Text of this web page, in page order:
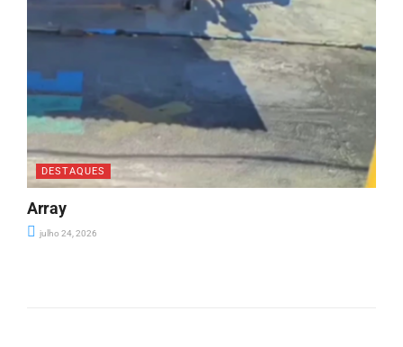
DESTAQUES
Array
julho 24, 2026